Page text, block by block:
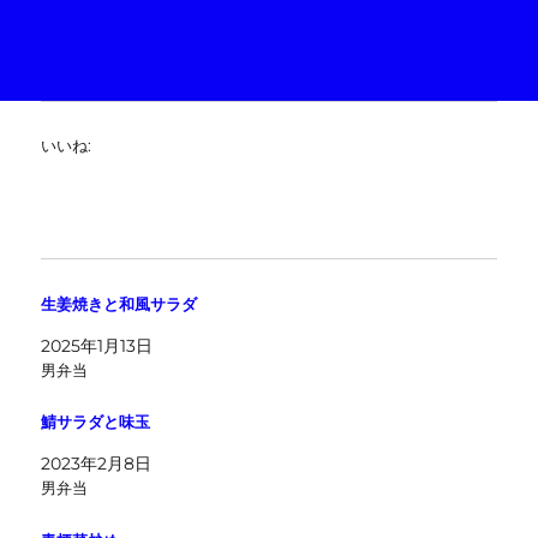
いいね:
生姜焼きと和風サラダ
2025年1月13日
男弁当
鯖サラダと味玉
2023年2月8日
男弁当